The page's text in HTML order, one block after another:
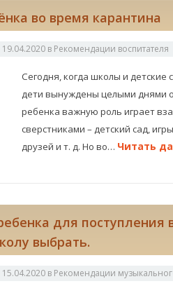
во время карантина
19.04.2020 в Рекомендации воспитателя
Сегодня, когда школы и
дети вынуждены целыми днями
ребенка важную роль играет
сверстниками – детский сад,
друзей и т. д. Но во… Читать
для
выбрать.
15.04.2020 в Рекомендации